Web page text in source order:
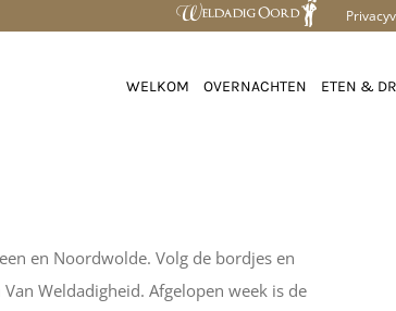
WELKOM OVERNACHTEN ETEN &
en Noordwolde. Volg de bordjes en
Weldadigheid. Afgelopen week is de